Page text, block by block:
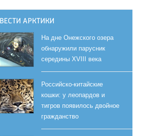
ВЕСТИ АРКТИКИ
На дне Онежского озера
обнаружили парусник
середины XVIII века
Российско-китайские
кошки: у леопардов и
тигров появилось двойное
гражданство